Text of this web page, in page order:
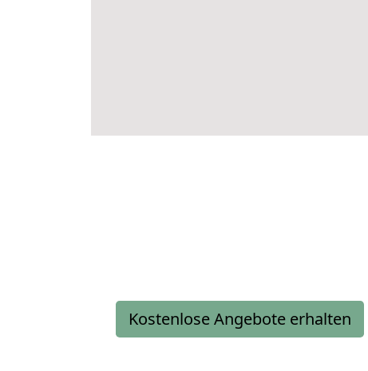
Kostenlose Angebote erhalten